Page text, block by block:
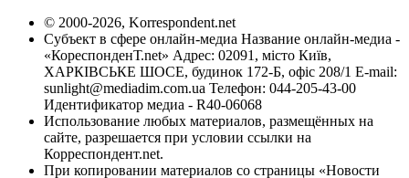
© 2000-2026, Korrespondent.net
Субъект в сфере онлайн-медиа Название онлайн-медиа -
«КореспонденТ.net» Адрес: 02091, місто Київ,
ХАРКІВСЬКЕ ШОСЕ, будинок 172-Б, офіс 208/1 E-mail:
sunlight@mediadim.com.ua Телефон: 044-205-43-00
Идентификатор медиа - R40-06068
Использование любых материалов, размещённых на
сайте, разрешается при условии ссылки на
Корреспондент.net.
При копировании материалов со страницы «Новости